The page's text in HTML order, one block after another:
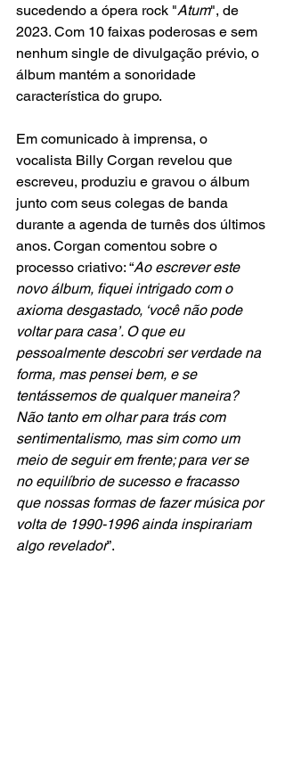
sucedendo a ópera rock "Atum", de
2023. Com 10 faixas poderosas e sem
nenhum single de divulgação prévio, o
álbum mantém a sonoridade
característica do grupo.
Em comunicado à imprensa, o
vocalista Billy Corgan revelou que
escreveu, produziu e gravou o álbum
junto com seus colegas de banda
durante a agenda de turnês dos últimos
anos. Corgan comentou sobre o
processo criativo: “Ao escrever este
novo álbum, fiquei intrigado com o
axioma desgastado, ‘você não pode
voltar para casa’. O que eu
pessoalmente descobri ser verdade na
forma, mas pensei bem, e se
tentássemos de qualquer maneira?
Não tanto em olhar para trás com
sentimentalismo, mas sim como um
meio de seguir em frente; para ver se
no equilíbrio de sucesso e fracasso
que nossas formas de fazer música por
volta de 1990-1996 ainda inspirariam
algo revelador”.